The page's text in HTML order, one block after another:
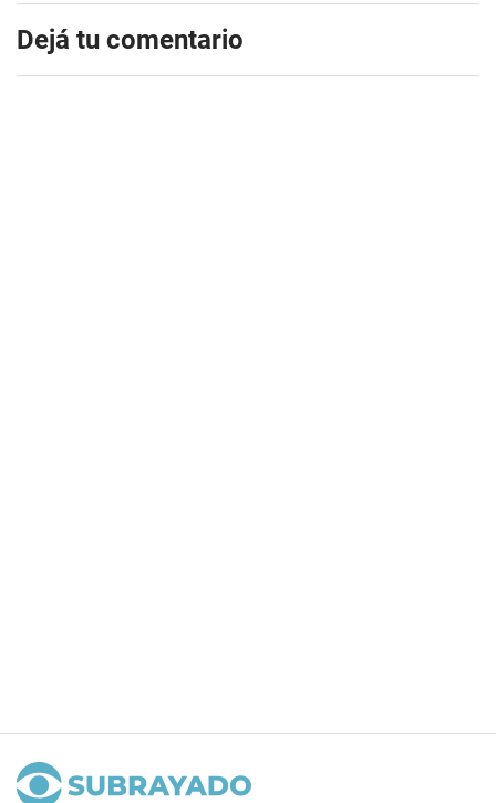
Dejá tu comentario